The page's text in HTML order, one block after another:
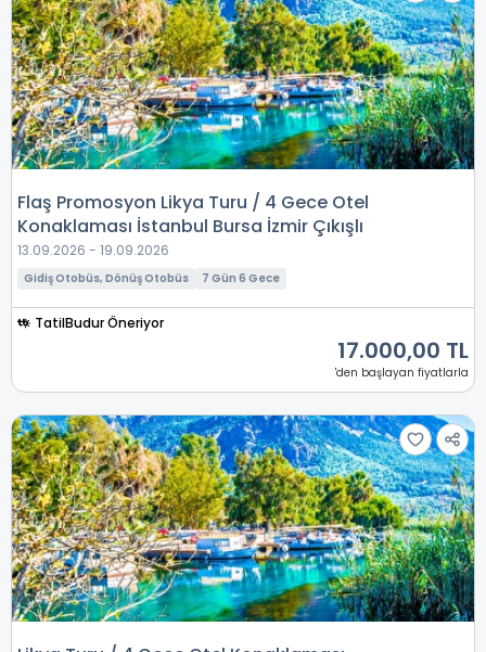
Flaş Promosyon Likya Turu / 4 Gece Otel
Konaklaması İstanbul Bursa İzmir Çıkışlı
13.09.2026 - 19.09.2026
Gidiş Otobüs, Dönüş Otobüs 7 Gün 6 Gece
TatilBudur Öneriyor
17.000,00 TL
'den başlayan fiyatlarla